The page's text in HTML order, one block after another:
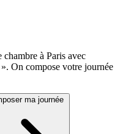
à Paris avec
On compose votre journée
ma journée